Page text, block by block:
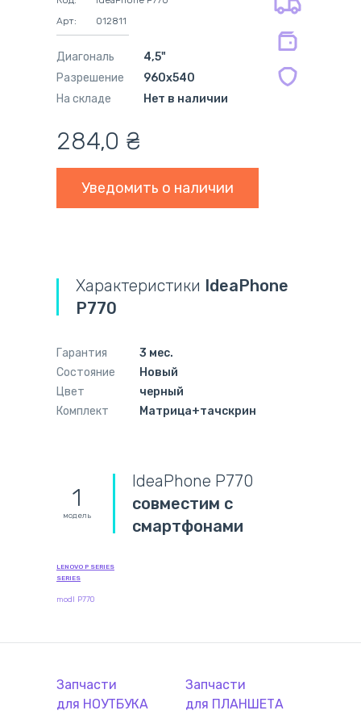
Арт:
012811
Диагональ
4,5"
Разрешение
960x540
На складе
Нет в наличии
284,0 ₴
Уведомить о наличии
мес.
Характеристики IdeaPhone
P770
Гарантия
3 мес.
Состояние
Новый
Цвет
черный
Комплект
Матрица+тачскрин
1
модель
IdeaPhone P770
совместим с
смартфонами
LENOVO P SERIES
SERIES
modl P770
Запчасти
для НОУТБУКА
Запчасти
для ПЛАНШЕТА